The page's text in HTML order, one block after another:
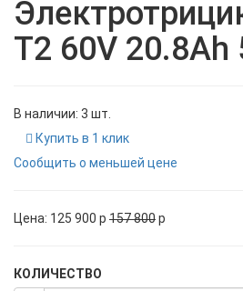
T2 60V 20.8Ah
В наличии: 3 шт.
Купить в 1 клик
Сообщить о меньшей цене
Цена: 125 900 p 157 800p
КОЛИЧЕСТВО